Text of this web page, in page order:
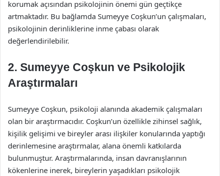
korumak açısından psikolojinin önemi gün geçtikçe
artmaktadır. Bu bağlamda Sumeyye Coşkun’un çalışmaları,
psikolojinin derinliklerine inme çabası olarak
değerlendirilebilir.
2. Sumeyye Coşkun ve Psikolojik
Araştırmaları
Sumeyye Coşkun, psikoloji alanında akademik çalışmaları
olan bir araştırmacıdır. Coşkun’un özellikle zihinsel sağlık,
kişilik gelişimi ve bireyler arası ilişkiler konularında yaptığı
derinlemesine araştırmalar, alana önemli katkılarda
bulunmuştur. Araştırmalarında, insan davranışlarının
kökenlerine inerek, bireylerin yaşadıkları psikolojik